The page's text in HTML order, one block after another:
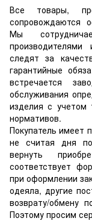
Все товары,
сопровождаются
Мы
следят за
гарантийные
встречается
обслуживания
изделия с учетом
нормативов.
Покупатель имеет
не считая дня
вернуть
соответствует
при оформлении
одеяла, другие
возврату/обмену
Поэтому просим